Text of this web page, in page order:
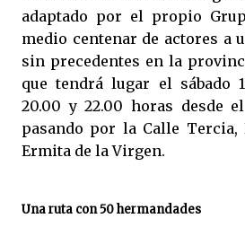
adaptado por el propio
medio centenar de actores a
sin precedentes en la
que tendrá lugar el sábado
20.00 y 22.00 horas desde el
pasando por la Calle Tercia,
Ermita de la Virgen.
Una ruta con 50 hermandades